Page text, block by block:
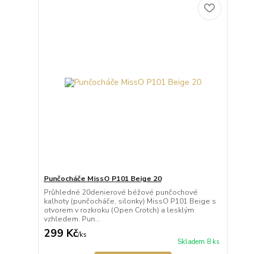
Punčocháče MissO P101 Beige 20
Průhledné 20denierové béžové punčochové
kalhoty (punčocháče, silonky) MissO P101 Beige s
otvorem v rozkroku (Open Crotch) a lesklým
vzhledem. Pun...
299 Kč/ks
Skladem 8 ks